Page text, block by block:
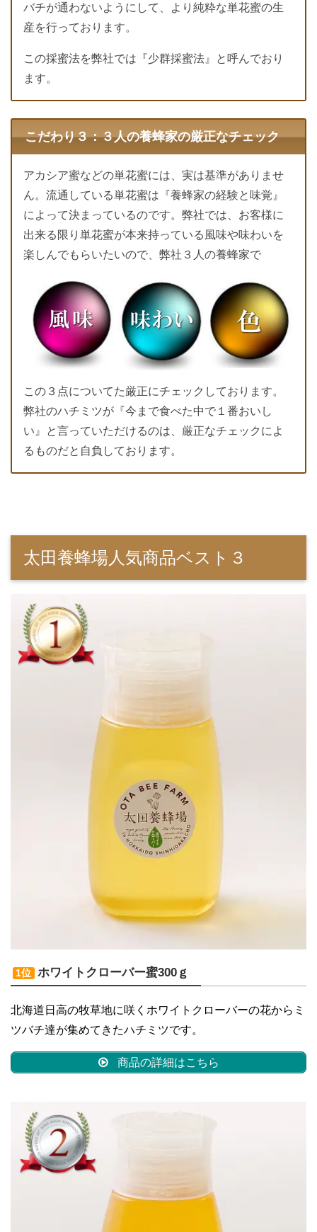
バチが通わないようにして、より純粋な単花蜜の生
産を行っております。
この採蜜法を弊社では『少群採蜜法』と呼んでおり
ます。
こだわり３：３人の養蜂家の厳正なチェック
アカシア蜜などの単花蜜には、実は基準がありませ
ん。流通している単花蜜は『養蜂家の経験と味覚』
によって決まっているのです。弊社では、お客様に
出来る限り単花蜜が本来持っている風味や味わいを
楽しんでもらいたいので、弊社３人の養蜂家で
この３点についてた厳正にチェックしております。
弊社のハチミツが『今まで食べた中で１番おいし
い』と言っていただけるのは、厳正なチェックによ
るものだと自負しております。
太田養蜂場人気商品ベスト３
1位 ホワイトクローバー蜜300ｇ
北海道日高の牧草地に咲くホワイトクローバーの花からミ
ツバチ達が集めてきたハチミツです。
商品の詳細はこちら